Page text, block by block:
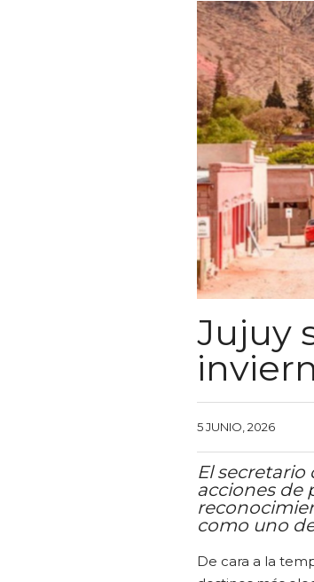
Jujuy
5 JUNIO, 2026
El secretario
acciones de
como uno
De cara a la